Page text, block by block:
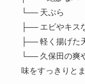
└── 天ぷら
├── エビやキス
├── 軽く揚げた
└── 久保田の爽
味をすっきりと